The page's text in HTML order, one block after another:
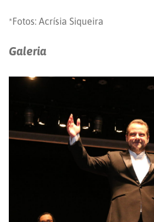
*Fotos: Acrísia Siqueira
Galeria